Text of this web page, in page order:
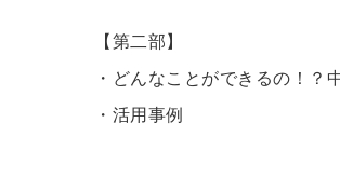
【第二部】
・どんなことができるの！？
・活用事例